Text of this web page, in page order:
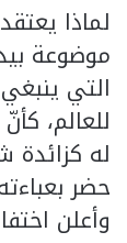
لماذا
موضوعة
التي
للعالم،
له كزائدة
حضر
وأعلن